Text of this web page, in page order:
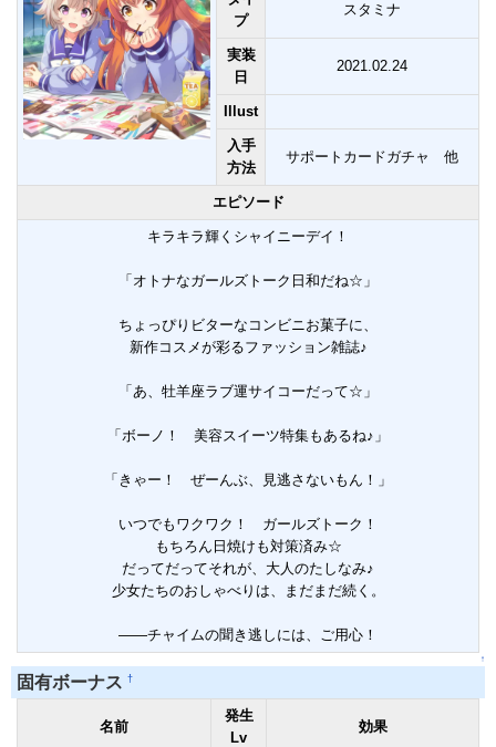
プ
スタミナ
実装
日
2021.02.24
Illust
入手
方法
サポートカードガチャ 他
エピソード
キラキラ輝くシャイニーデイ！
「オトナなガールズトーク日和だね☆」
ちょっぴりビターなコンビニお菓子に、
新作コスメが彩るファッション雑誌♪
「あ、牡羊座ラブ運サイコーだって☆」
「ボーノ！ 美容スイーツ特集もあるね♪」
「きゃー！ ぜーんぶ、見逃さないもん！」
いつでもワクワク！ ガールズトーク！
もちろん日焼けも対策済み☆
だってだってそれが、大人のたしなみ♪
少女たちのおしゃべりは、まだまだ続く。
――チャイムの聞き逃しには、ご用心！
↑
固有ボーナス †
名前
発生
Lv
効果